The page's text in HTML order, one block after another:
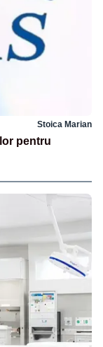
Stoica Marian
pentru